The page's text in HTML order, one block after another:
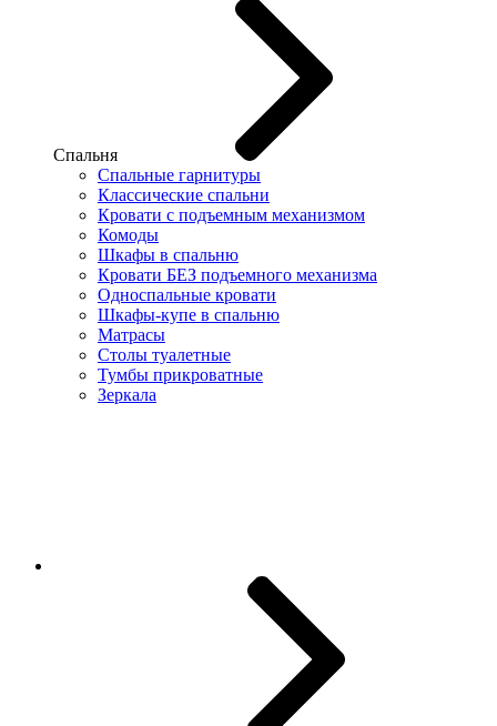
Спальня
Спальные гарнитуры
Классические спальни
Кровати с подъемным механизмом
Комоды
Шкафы в спальню
Кровати БЕЗ подъемного механизма
Односпальные кровати
Шкафы-купе в спальню
Матрасы
Столы туалетные
Тумбы прикроватные
Зеркала